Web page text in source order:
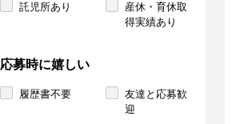
託児所あり
産休・育休取
得実績あり
応募時に嬉しい
履歴書不要
友達と応募歓
迎